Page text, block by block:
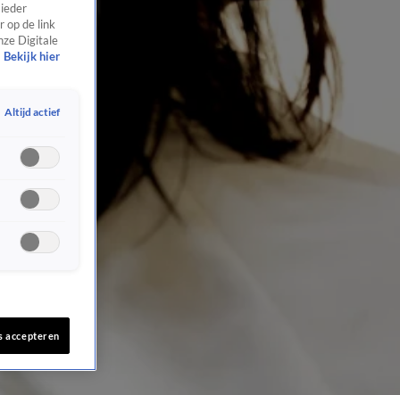
op de link
Digitale
Bekijk hier
Altijd actief
accepteren